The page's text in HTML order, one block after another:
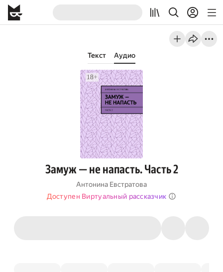
Текст Аудио
Замуж — не напасть. Часть 2
Антонина Евстратова
Доступен Виртуальный рассказчик